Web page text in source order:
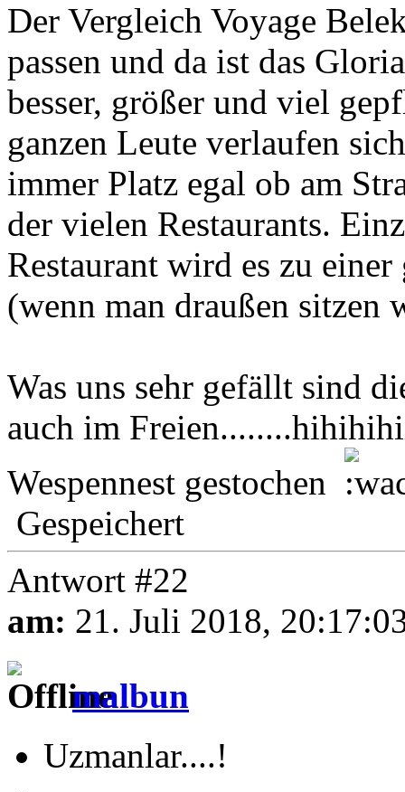
Der Vergleich Voyage
passen und da ist das
besser, größer und viel
ganzen Leute verlaufen
immer Platz egal ob am
der vielen Restaurants.
Restaurant wird es zu
(wenn man draußen sitzen
Was uns sehr gefällt sind
auch im
Wespennest gestochen
Gespeichert
Antwort #22
am: 21. Juli 2018,
malbun
Uzmanlar....!